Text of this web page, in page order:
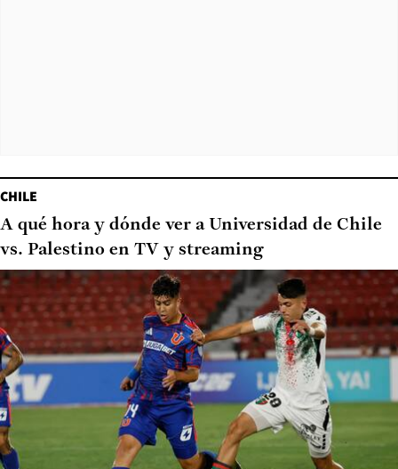
CHILE
A qué hora y dónde ver a Universidad de Chile
vs. Palestino en TV y streaming